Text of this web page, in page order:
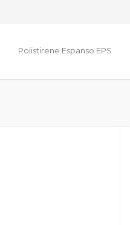
Polistirene Espanso EPS